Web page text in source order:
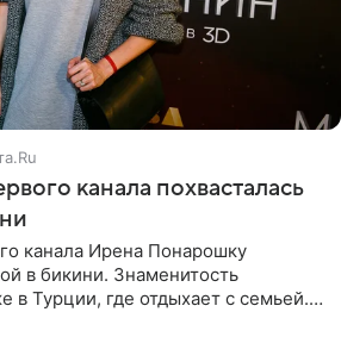
канала похвасталась
канала Ирена Понарошку
в бикини. Знаменитость
в Турции, где отдыхает с семьей.